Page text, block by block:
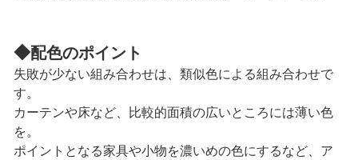
◆配色のポイント
失敗が少ない組み合わせは、類似色による組み合わせで
す。
カーテンや床など、比較的面積の広いところには薄い色
を。
ポイントとなる家具や小物を濃いめの色にするなど、ア